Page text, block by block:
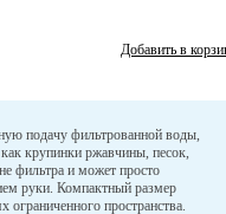
Добавить в
подачу фильтрованной воды,
крупинки ржавчины, песок,
фильтра и может просто
руки. Компактный размер
ограниченного пространства.